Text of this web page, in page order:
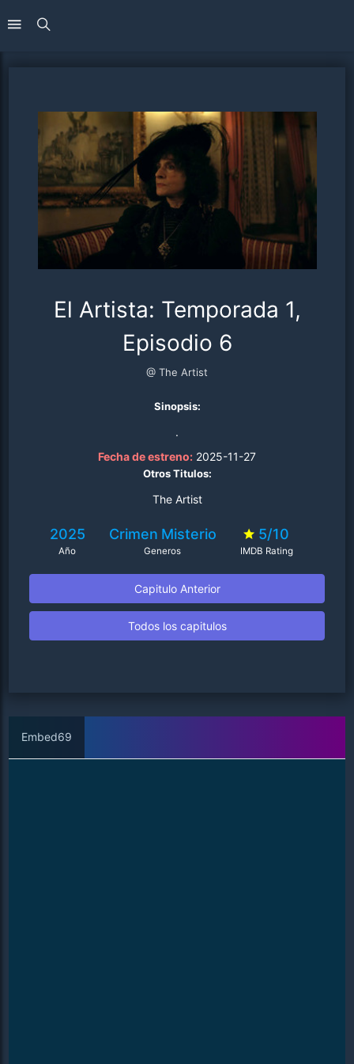
El Artista: Temporada 1,
Episodio 6
@ The Artist
Sinopsis:
.
Fecha de estreno: 2025-11-27
Otros Titulos:
The Artist
2025
Año
Crimen Misterio
Generos
5/10
IMDB Rating
Capitulo Anterior
Todos los capitulos
Embed69